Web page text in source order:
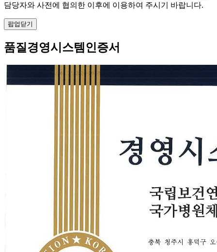
담당자와 사전에 협의한 이후에 이용하여 주시기 바랍니다.
팝업닫기
품질경영시스템인증서